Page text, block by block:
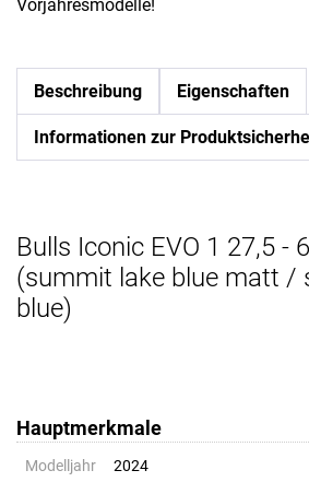
Vorjahresmodelle!
Beschreibung Eigenschaften
Informationen zur
Bulls Iconic EVO 1 27,5 -
(summit lake blue matt /
blue)
Hauptmerkmale
Modelljahr
2024